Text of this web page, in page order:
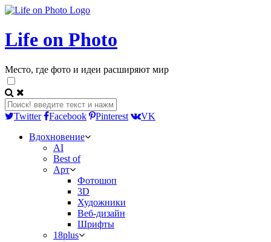
Life on Photo
Место, где фото и идеи расширяют мир
Twitter Facebook Pinterest
VK
Вдохновение
AI
Best of
Арт
Фотошоп
3D
Художники
Веб-дизайн
Шрифты
18plus